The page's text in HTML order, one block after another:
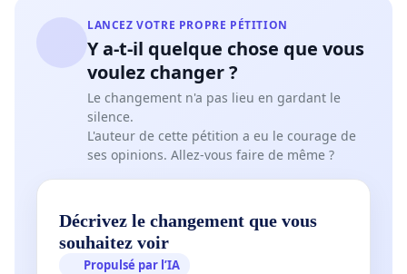
LANCEZ VOTRE PROPRE PÉTITION
Y a-t-il quelque chose que vous
voulez changer ?
Le changement n'a pas lieu en gardant le
silence.
L'auteur de cette pétition a eu le courage de
ses opinions. Allez-vous faire de même ?
Décrivez le changement que vous
souhaitez voir
Propulsé par l’IA